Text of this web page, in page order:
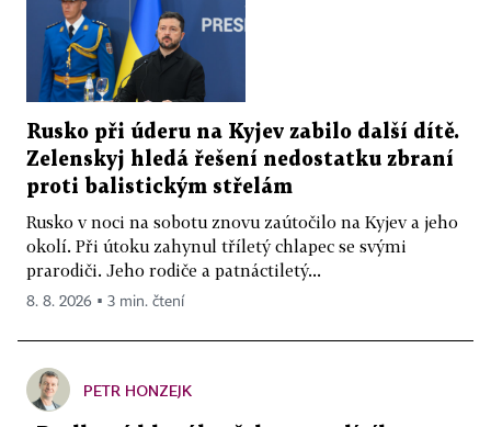
Rusko při úderu na Kyjev zabilo další dítě.
Zelenskyj hledá řešení nedostatku zbraní
proti balistickým střelám
Rusko v noci na sobotu znovu zaútočilo na Kyjev a jeho
okolí. Při útoku zahynul tříletý chlapec se svými
prarodiči. Jeho rodiče a patnáctiletý...
8. 8. 2026 ▪ 3 min. čtení
PETR HONZEJK